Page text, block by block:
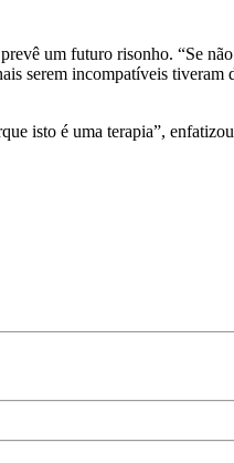
um futuro risonho. “Se
serem incompatíveis
isto é uma terapia”,